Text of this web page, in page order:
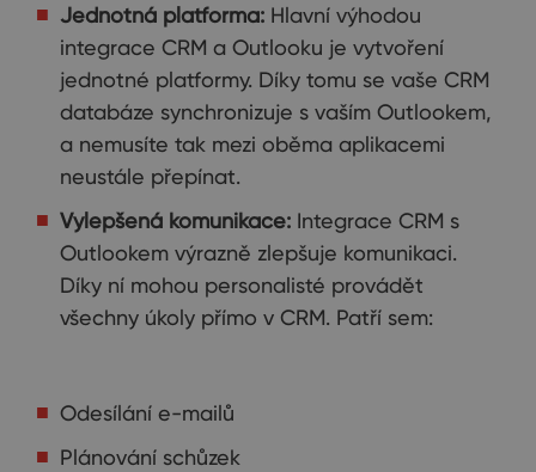
Jednotná platforma: Hlavní výhodou
integrace CRM a Outlooku je vytvoření
jednotné platformy. Díky tomu se vaše CRM
databáze synchronizuje s vaším Outlookem,
a nemusíte tak mezi oběma aplikacemi
neustále přepínat.
Vylepšená komunikace: Integrace CRM s
Outlookem výrazně zlepšuje komunikaci.
Díky ní mohou personalisté provádět
všechny úkoly přímo v CRM. Patří sem:
Odesílání e-mailů
Plánování schůzek